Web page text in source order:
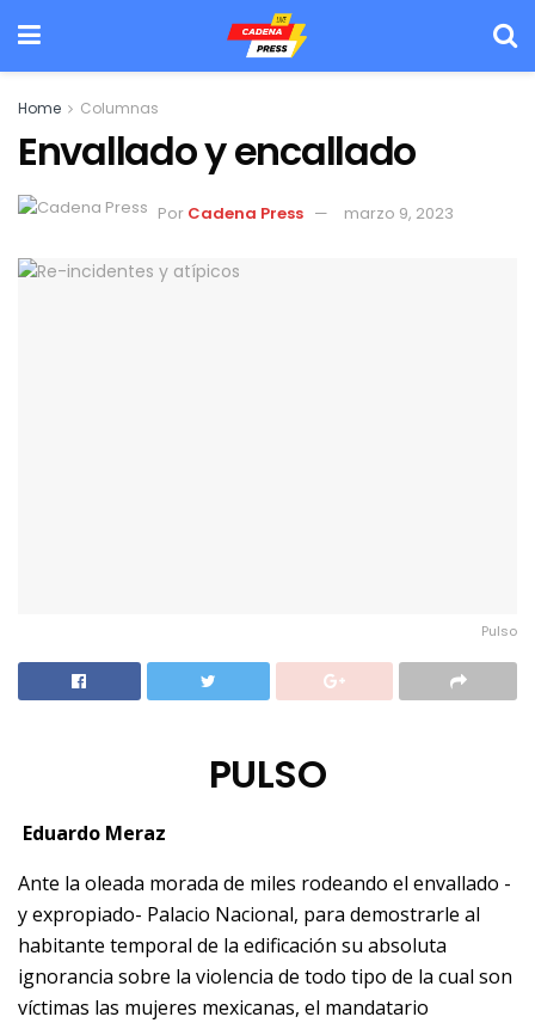
Home Columnas
Envallado y encallado
Por Cadena Press marzo 9, 2023
Pulso
PULSO
Eduardo Meraz
Ante la oleada morada de miles rodeando el envallado -
y expropiado- Palacio Nacional, para demostrarle al
habitante temporal de la edificación su absoluta
ignorancia sobre la violencia de todo tipo de la cual son
víctimas las mujeres mexicanas, el mandatario